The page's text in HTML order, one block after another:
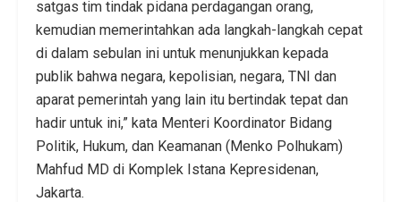
satgas tim tindak pidana perdagangan orang,
kemudian memerintahkan ada langkah-langkah cepat
di dalam sebulan ini untuk menunjukkan kepada
publik bahwa negara, kepolisian, negara, TNI dan
aparat pemerintah yang lain itu bertindak tepat dan
hadir untuk ini,” kata Menteri Koordinator Bidang
Politik, Hukum, dan Keamanan (Menko Polhukam)
Mahfud MD di Komplek Istana Kepresidenan,
Jakarta.